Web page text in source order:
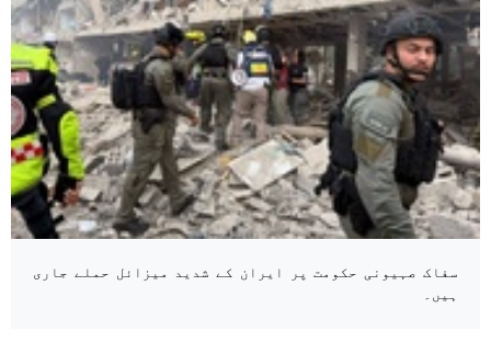
سفاک صہیونی حکومت پر ایران کے شدید میزائل حملے جاری
ہیں۔